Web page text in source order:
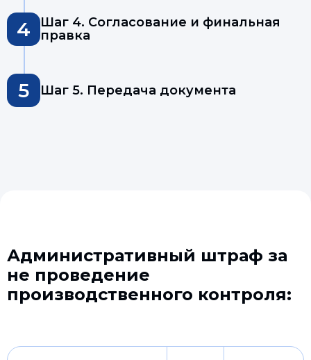
4
Шаг 4. Согласование и финальная
правка
5 Шаг 5. Передача документа
Административный штраф за
не проведение
производственного контроля: